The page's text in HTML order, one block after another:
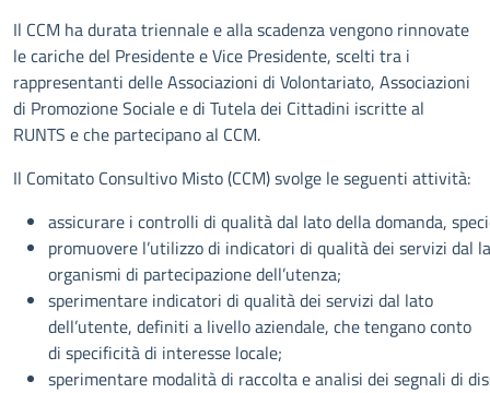
Il CCM ha durata triennale e alla scadenza vengono rinnovate
le cariche del Presidente e Vice Presidente, scelti tra i
rappresentanti delle Associazioni di Volontariato, Associazioni
di Promozione Sociale e di Tutela dei Cittadini iscritte al
RUNTS e che partecipano al CCM.
Il Comitato Consultivo Misto (CCM) svolge le seguenti attività:
assicurare i controlli di qualità dal lato della domanda,
promuovere l’utilizzo di indicatori di qualità dei servizi
organismi di partecipazione dell’utenza;
sperimentare indicatori di qualità dei servizi dal lato
dell’utente, definiti a livello aziendale, che tengano conto
di specificità di interesse locale;
sperimentare modalità di raccolta e analisi dei segnali di